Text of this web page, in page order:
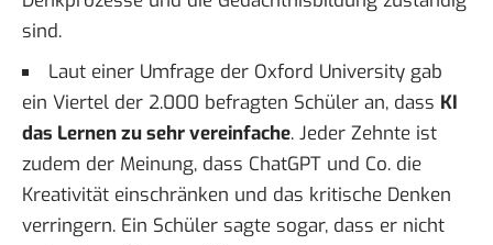
sind.
Laut einer Umfrage der Oxford University gab
ein Viertel der 2.000 befragten Schüler an, dass KI
das Lernen zu sehr vereinfache. Jeder Zehnte ist
zudem der Meinung, dass ChatGPT und Co. die
Kreativität einschränken und das kritische Denken
verringern. Ein Schüler sagte sogar, dass er nicht